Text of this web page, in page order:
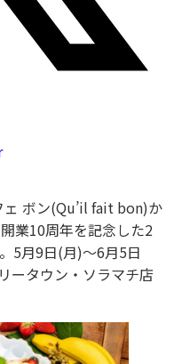
ェ ボン(Qu’il fait bon)か
業10周年を記念した2
5月9日(月)〜6月5日
ータウン・ソラマチ店